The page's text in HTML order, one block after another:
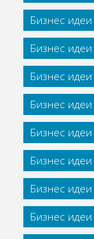
Бизнес
Бизнес
Бизнес
Бизнес
Бизнес
Бизнес
Бизнес
Бизнес